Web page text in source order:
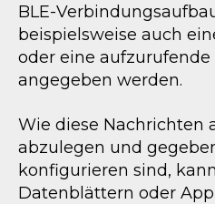
BLE-
beispielsweise auch
oder eine aufzurufende
angegeben werden.
Wie diese Nachrichten
abzulegen und
konfigurieren sind,
Datenblättern oder